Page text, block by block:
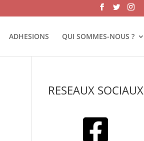
ADHESIONS QUI SOMMES-NOUS ?
RESEAUX SOCIAUX